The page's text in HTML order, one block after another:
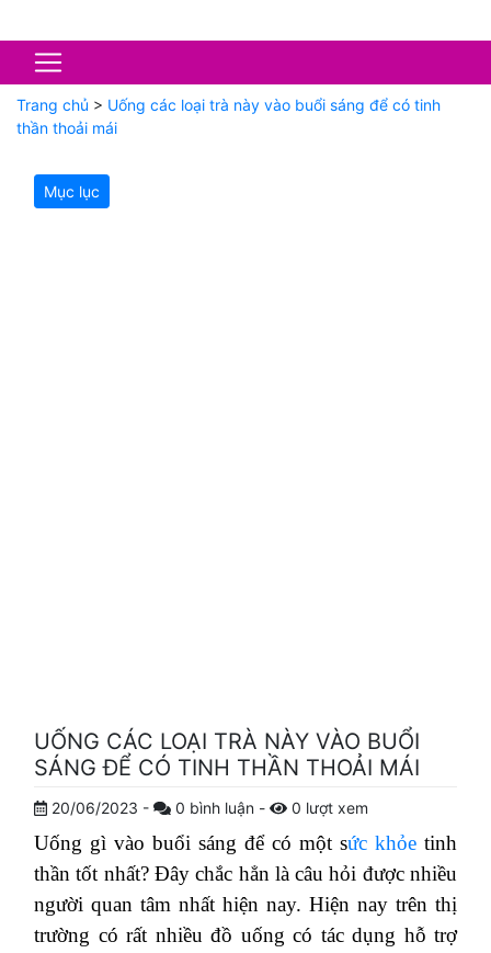
Trang chủ > Uống các loại trà này vào buổi sáng để có tinh
thần thoải mái
Mục lục
UỐNG CÁC LOẠI TRÀ NÀY VÀO BUỔI
SÁNG ĐỂ CÓ TINH THẦN THOẢI MÁI
20/06/2023 - 0 bình luận - 0 lượt xem
Uống gì vào buổi sáng để có một sức khỏe tinh
thần tốt nhất? Đây chắc hẳn là câu hỏi được nhiều
người quan tâm nhất hiện nay. Hiện nay trên thị
trường có rất nhiều đồ uống có tác dụng hỗ trợ